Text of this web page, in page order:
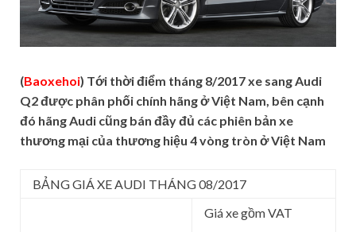
(Baoxehoi) Tới thời điểm tháng 8/2017 xe sang Audi
Q2 được phân phối chính hãng ở Việt Nam, bên cạnh
đó hãng Audi cũng bán đầy đủ các phiên bản xe
thương mại của thương hiệu 4 vòng tròn ở Việt Nam
BẢNG GIÁ XE AUDI THÁNG 08/2017
Giá xe gồm VAT